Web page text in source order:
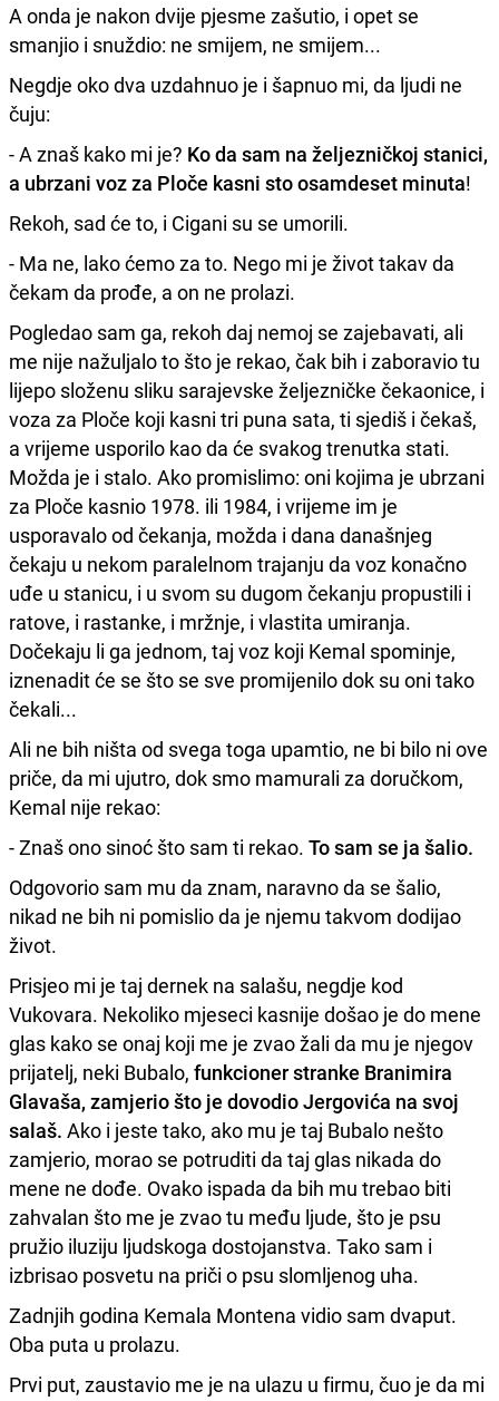
A onda je nakon dvije pjesme zašutio, i opet se
smanjio i snuždio: ne smijem, ne smijem...
Negdje oko dva uzdahnuo je i šapnuo mi, da ljudi ne
čuju:
- A znaš kako mi je? Ko da sam na željezničkoj stanici,
a ubrzani voz za Ploče kasni sto osamdeset minuta!
Rekoh, sad će to, i Cigani su se umorili.
- Ma ne, lako ćemo za to. Nego mi je život takav da
čekam da prođe, a on ne prolazi.
Pogledao sam ga, rekoh daj nemoj se zajebavati, ali
me nije nažuljalo to što je rekao, čak bih i zaboravio tu
lijepo složenu sliku sarajevske željezničke čekaonice, i
voza za Ploče koji kasni tri puna sata, ti sjediš i čekaš,
a vrijeme usporilo kao da će svakog trenutka stati.
Možda je i stalo. Ako promislimo: oni kojima je ubrzani
za Ploče kasnio 1978. ili 1984, i vrijeme im je
usporavalo od čekanja, možda i dana današnjeg
čekaju u nekom paralelnom trajanju da voz konačno
uđe u stanicu, i u svom su dugom čekanju propustili i
ratove, i rastanke, i mržnje, i vlastita umiranja.
Dočekaju li ga jednom, taj voz koji Kemal spominje,
iznenadit će se što se sve promijenilo dok su oni tako
čekali...
Ali ne bih ništa od svega toga upamtio, ne bi bilo ni ove
priče, da mi ujutro, dok smo mamurali za doručkom,
Kemal nije rekao:
- Znaš ono sinoć što sam ti rekao. To sam se ja šalio.
Odgovorio sam mu da znam, naravno da se šalio,
nikad ne bih ni pomislio da je njemu takvom dodijao
život.
Prisjeo mi je taj dernek na salašu, negdje kod
Vukovara. Nekoliko mjeseci kasnije došao je do mene
glas kako se onaj koji me je zvao žali da mu je njegov
prijatelj, neki Bubalo, funkcioner stranke Branimira
Glavaša, zamjerio što je dovodio Jergovića na svoj
salaš. Ako i jeste tako, ako mu je taj Bubalo nešto
zamjerio, morao se potruditi da taj glas nikada do
mene ne dođe. Ovako ispada da bih mu trebao biti
zahvalan što me je zvao tu među ljude, što je psu
pružio iluziju ljudskoga dostojanstva. Tako sam i
izbrisao posvetu na priči o psu slomljenog uha.
Zadnjih godina Kemala Montena vidio sam dvaput.
Oba puta u prolazu.
Prvi put, zaustavio me je na ulazu u firmu, čuo je da mi